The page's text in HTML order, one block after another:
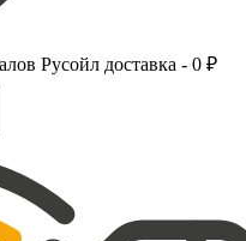
Русойл доставка - 0 ₽